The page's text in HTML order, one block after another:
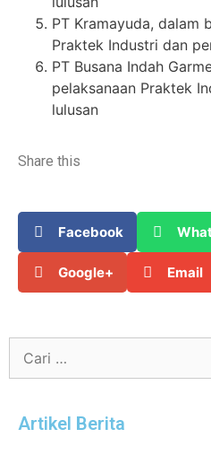
PT Kramayuda, dalam
Praktek Industri dan
PT Busana Indah
pelaksanaan Praktek
lulusan
Share this
Facebook
Google+ Email
Artikel Berita